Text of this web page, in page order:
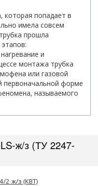
которая попадает в
имела совсем
прошла
и
монтажа трубка
или газовой
первоначальной форме
называемого
ж/з (ТУ 2247-
2 ж/з (КВТ)